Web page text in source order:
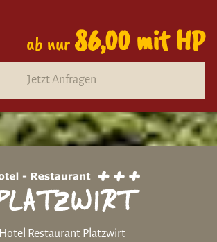
Jetzt Anfragen
ab nur 86,00 mit HP
Hotel Restaurant Platzwirt